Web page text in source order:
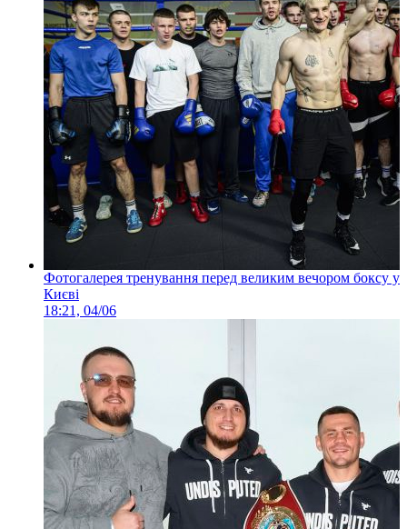
Фотогалерея тренування перед великим вечором боксу у
Києві
18:21, 04/06